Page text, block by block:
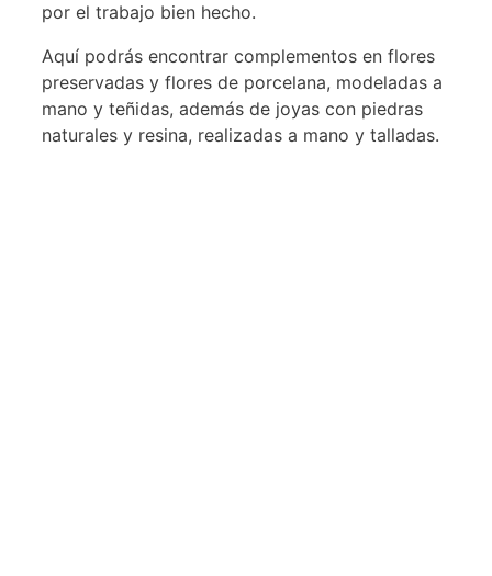
por el trabajo bien hecho.
Aquí podrás encontrar complementos en flores
preservadas y flores de porcelana, modeladas a
mano y teñidas, además de joyas con piedras
naturales y resina, realizadas a mano y talladas.